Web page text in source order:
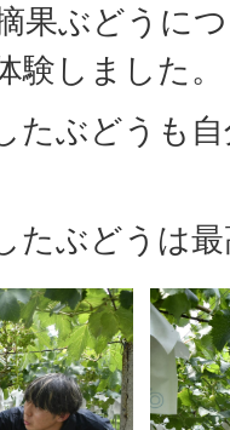
果ぶどうに
験しました。
たぶどうも
たぶどうは